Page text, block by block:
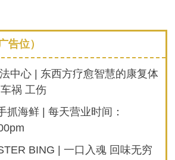
告位）
中心 | 东西方疗愈智慧的康复体
祸 工伤
抓海鲜 | 每天营业时间：
BING | 一口入魂 回味无穷